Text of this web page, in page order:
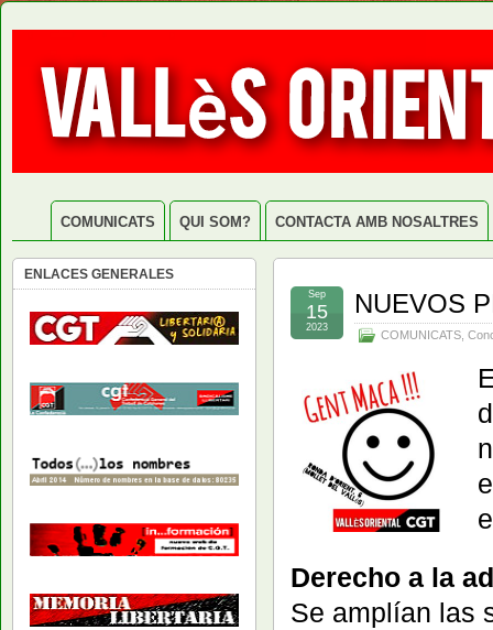
COMUNICATS QUI SOM? CONTACTA AMB NOSALTRES
NUEVOS
COMUNICATS
Sep
15
2023
Derecho a la
Se amplían las
ENLACES GENERALES